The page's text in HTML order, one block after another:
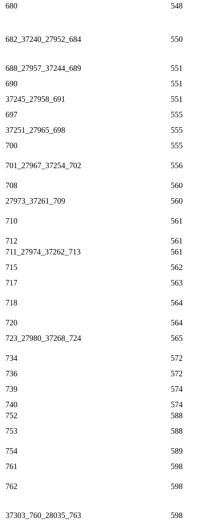
680 548
682_37240_27952_684 550
688_27957_37244_689
551
690
551
37245_27958_691
551
697
555
37251_27965_698
555
700
555
701_27967_37254_702 556
708
560
27973_37261_709
560
710 561
712
561
711_27974_37262_713
561
715
562
717
563
718 564
720
564
723_27980_37268_724
565
734
572
736
572
739
574
740
574
752
588
753
588
754
589
761
598
762 598
37303_760_28035_763 598